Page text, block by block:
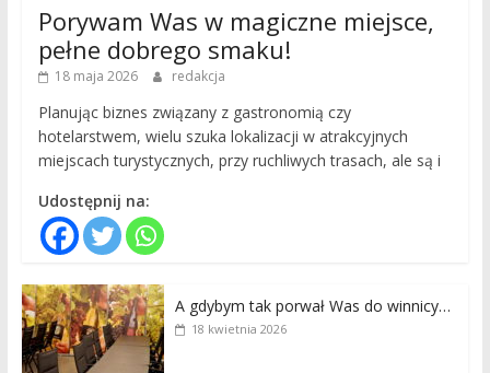
Porywam Was w magiczne miejsce,
pełne dobrego smaku!
18 maja 2026 redakcja
Planując biznes związany z gastronomią czy
hotelarstwem, wielu szuka lokalizacji w atrakcyjnych
miejscach turystycznych, przy ruchliwych trasach, ale są i
Udostępnij na:
A gdybym tak porwał Was do winnicy…
18 kwietnia 2026